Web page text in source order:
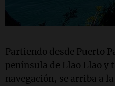
Partiendo desde Puerto
península de Llao Llao y
navegación, se arriba a